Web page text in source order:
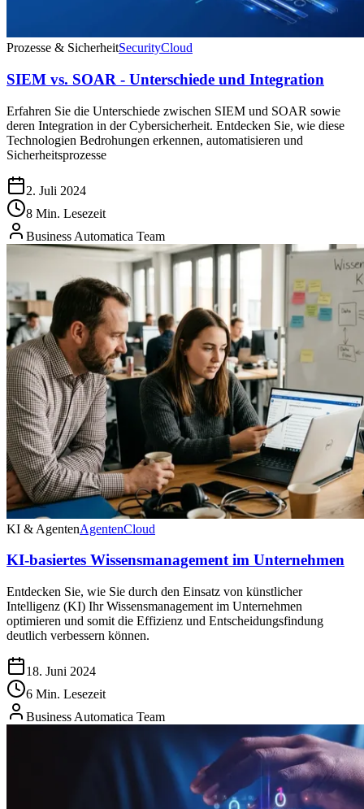
Prozesse & SicherheitSecurityCloud
SIEM vs. SOAR - Unterschiede und Integration
Erfahren Sie die Unterschiede zwischen SIEM und SOAR sowie
deren Integration in der Cybersicherheit. Entdecken Sie, wie diese
Technologien Bedrohungen erkennen, automatisieren und
Sicherheitsprozesse
2. Juli 2024
8 Min. Lesezeit
Business Automatica Team
KI & AgentenAgentenCloud
KI-basiertes Wissensmanagement im Unternehmen
Entdecken Sie, wie Sie durch den Einsatz von künstlicher
Intelligenz (KI) Ihr Wissensmanagement im Unternehmen
optimieren und somit die Effizienz und Entscheidungsfindung
deutlich verbessern können.
18. Juni 2024
6 Min. Lesezeit
Business Automatica Team